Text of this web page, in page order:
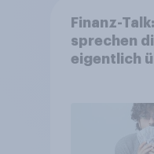
Finanz-
sprechen
eigentlich